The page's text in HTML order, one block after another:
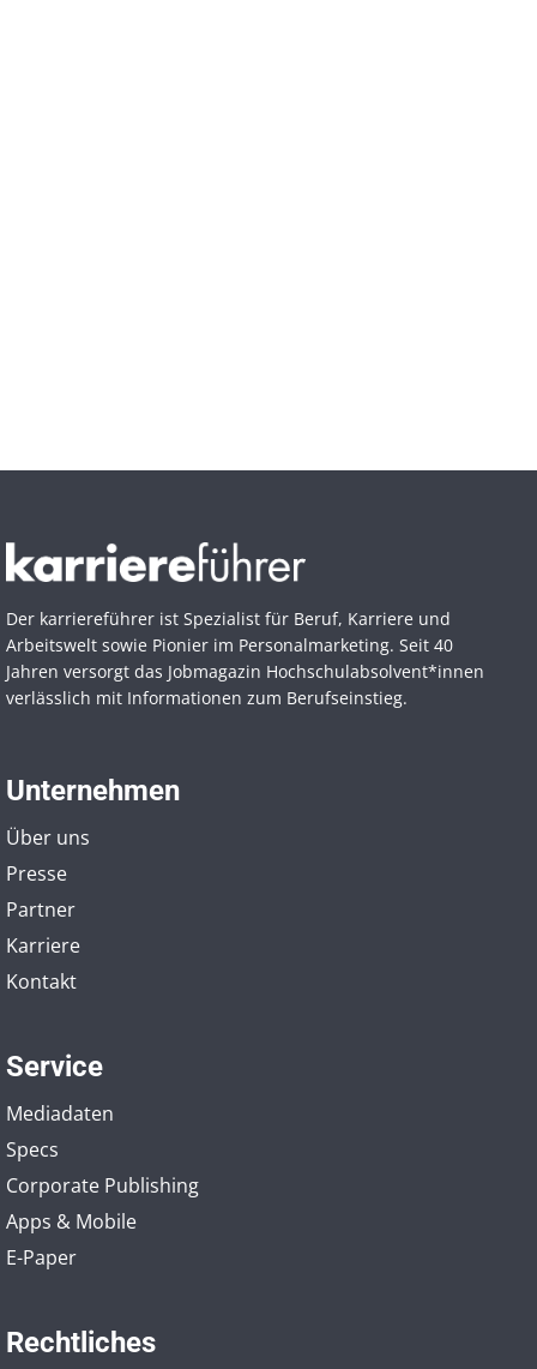
Der karriereführer ist Spezialist für Beruf, Karriere und
Arbeitswelt sowie Pionier im Personal­marketing. Seit 40
Jahren versorgt das Jobmagazin Hochschul­absolvent*innen
verlässlich mit Informationen zum Berufseinstieg.
Unternehmen
Über uns
Presse
Partner
Karriere
Kontakt
Service
Mediadaten
Specs
Corporate Publishing
Apps & Mobile
E-Paper
Rechtliches